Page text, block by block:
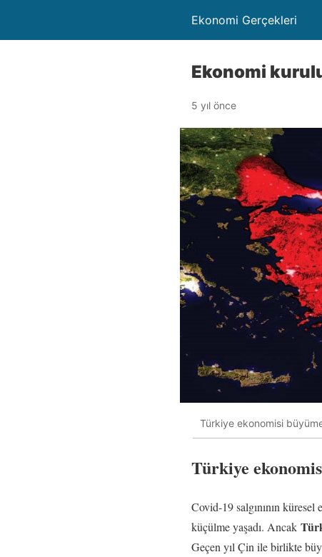
Ekonomi Gerçekleri
Ekonomi
5 yıl önce
Türkiye ekonomisi
Türkiye
Covid-19 salgınının
küçülme yaşadı. Ancak
Geçen yıl Çin ile birlikte